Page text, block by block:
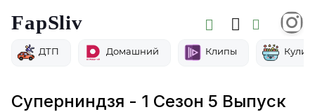
FapSliv
ДТП Домашний Клипы
Суперниндзя - 1 Сезон 5 Выпуск